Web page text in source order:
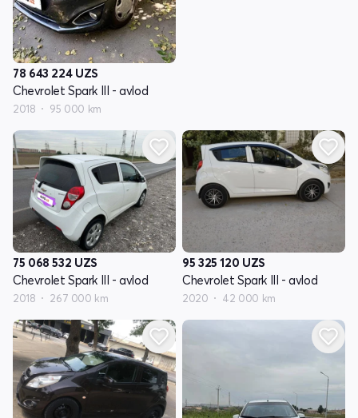
78 643 224 UZS
Chevrolet Spark III - avlod
2018 95 000 km
75 068 532 UZS
Chevrolet Spark III - avlod
2018 267 000 km
95 325 120 UZS
Chevrolet Spark III - avlod
2020 42 000 km